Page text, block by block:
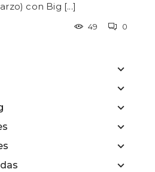
con Big [...]
49 0